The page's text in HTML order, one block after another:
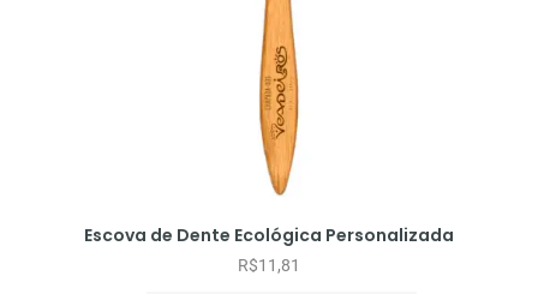
Escova de Dente Ecológica Personalizada
R$11,81